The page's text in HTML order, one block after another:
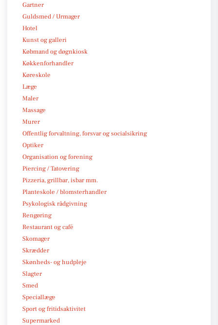
Gartner
Guldsmed / Urmager
Hotel
Kunst og galleri
Købmand og døgnkiosk
Køkkenforhandler
Køreskole
Læge
Maler
Massage
Murer
Offentlig forvaltning, forsvar og socialsikring
Optiker
Organisation og forening
Piercing / Tatovering
Pizzeria, grillbar, isbar mm.
Planteskole / blomsterhandler
Psykologisk rådgivning
Rengøring
Restaurant og café
Skomager
Skrædder
Skønheds- og hudpleje
Slagter
Smed
Speciallæge
Sport og fritidsaktivitet
Supermarked